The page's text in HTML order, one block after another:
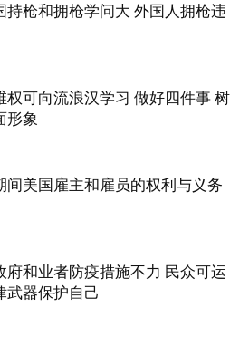
持枪和拥枪学问大 外国人拥枪违
权可向流浪汉学习 做好四件事 树
形象
间美国雇主和雇员的权利与义务
府和业者防疫措施不力 民众可运
武器保护自己